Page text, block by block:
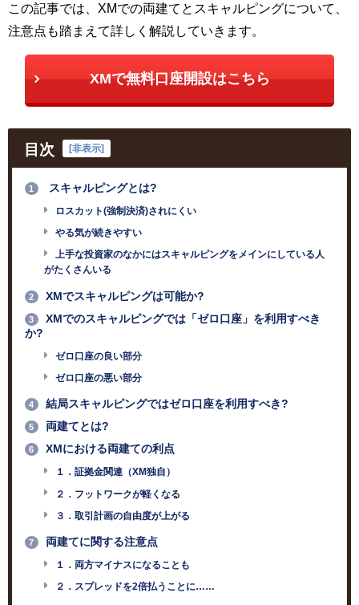
この記事では、XMでの両建てとスキャルピングについて、
注意点も踏まえて詳しく解説していきます。
XMで無料口座開設はこちら
目次 [非表示]
1 スキャルピングとは?
ロスカット(強制決済)されにくい
やる気が続きやすい
上手な投資家のなかにはスキャルピングをメインにしている人
がたくさんいる
2 XMでスキャルピングは可能か?
3
XMでのスキャルピングでは「ゼロ口座」を利用すべき
か?
ゼロ口座の良い部分
ゼロ口座の悪い部分
4 結局スキャルピングではゼロ口座を利用すべき?
5 両建てとは?
6 XMにおける両建ての利点
１．証拠金関連（XM独自）
２．フットワークが軽くなる
３．取引計画の自由度が上がる
7 両建てに関する注意点
１．両方マイナスになることも
２．スプレッドを2倍払うことに……